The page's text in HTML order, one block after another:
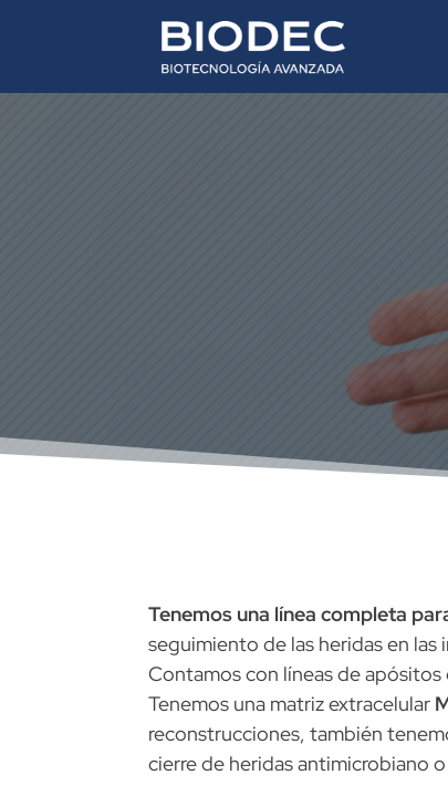
Tenemos una línea completa
seguimiento de las heridas en
Contamos con líneas de
Tenemos una matriz extracelular
reconstrucciones, también
cierre de heridas antimicrobiano